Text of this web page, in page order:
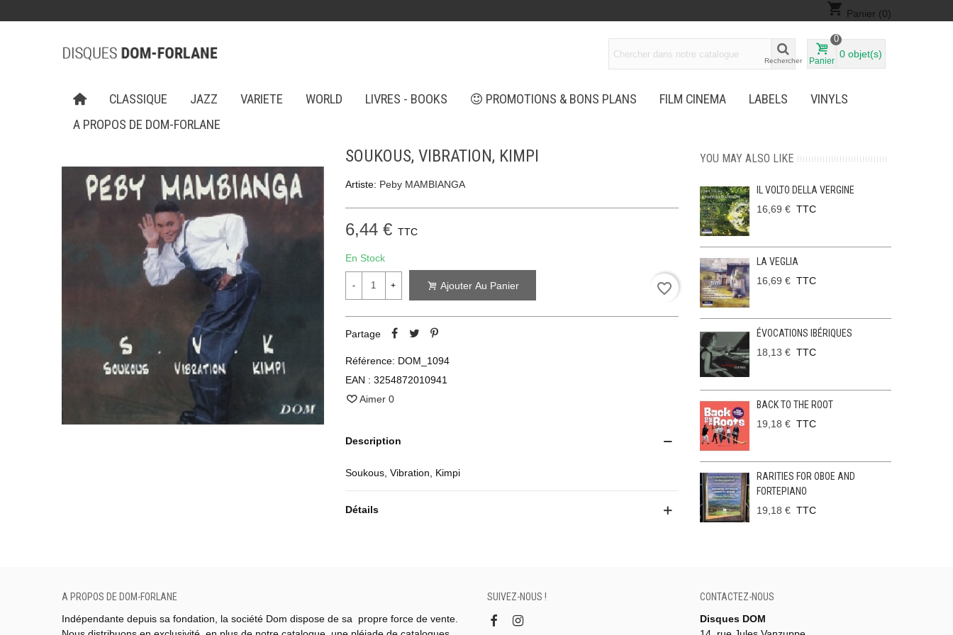
shopping_cart Panier (0)
Rechercher Panier
0
0 objet(s)
CLASSIQUE JAZZ VARIETE WORLD LIVRES - BOOKS PROMOTIONS & BONS PLANS FILM CINEMA LABELS
VINYLS
A PROPOS DE DOM-FORLANE
SOUKOUS, VIBRATION, KIMPI
Artiste: Peby MAMBIANGA
6,44 € TTC
En Stock
- + Ajouter Au Panier favorite_border
Partage
Référence: DOM_1094
EAN : 3254872010941
Aimer 0
Description
Soukous, Vibration, Kimpi
Détails
YOU MAY ALSO LIKE
IL VOLTO DELLA VERGINE
16,69 € TTC
LA VEGLIA
16,69 € TTC
ÉVOCATIONS IBÉRIQUES
18,13 € TTC
BACK TO THE ROOT
19,18 € TTC
RARITIES FOR OBOE AND
FORTEPIANO
19,18 € TTC
A PROPOS DE DOM-FORLANE
Indépendante depuis sa fondation, la société Dom dispose de sa propre force de vente.
SUIVEZ-NOUS !
CONTACTEZ-NOUS
Disques DOM